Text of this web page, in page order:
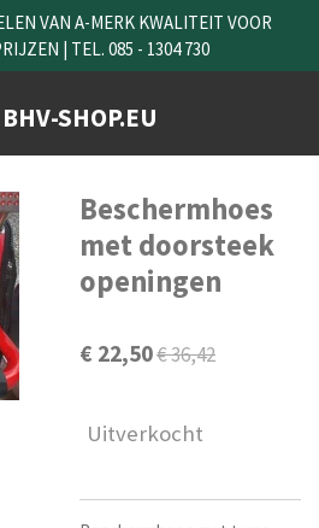
BHV-SHOP.EU
VAN A-MERK KWALITEIT VOOR
| TEL. 085 - 1304 730
Beschermhoes
met doorsteek
openingen
€ 22,50€ 36,42
Uitverkocht